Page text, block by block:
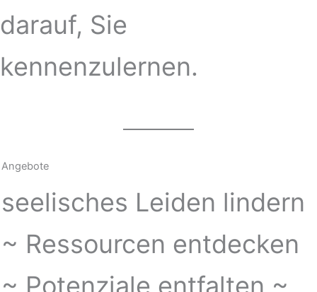
darauf, Sie
kennenzulernen.
Angebote
seelisches Leiden lindern
~ Ressourcen entdecken
~ Potenziale entfalten ~